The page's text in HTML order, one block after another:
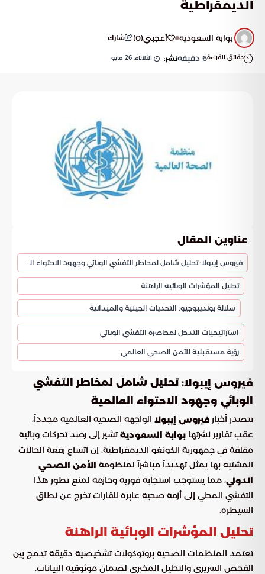
الديمقراطية
بوابة السعودية أعجبني(
0
) شارك
دقائق القراءة6 دقيقةنشر: الثلاثاء, 26 مايو
عناوين المقال
فيروس إيبولا: تحليل شامل لمخاطر التفشي الوبائي وجهود الاحتواء العالمية
تحليل المؤشرات الوبائية الراهنة
سلالة بونديبوجيو: التحديات الجينية والميدانية
استراتيجيات التدخل لمحاصرة التفشي الوبائي
رؤية مستقبلية للأمن الصحي العالمي
فيروس إيبولا: تحليل شامل لمخاطر التفشي
الوبائي وجهود الاحتواء العالمية
تتصدر أخبار فيروس إيبولا الواجهة الصحية العالمية مجدداً،
عقب تقارير نشرتها بوابة السعوديةتشير إلى رصد تحركات وبائية
مقلقة في جمهورية الكونغو الديمقراطية. إن اتساع رقعة الحالات
المشتبه بها يمثل تهديداً مباشراً لمنظومة الأمن الصحي
الدولي، مما يستوجب استجابة فورية وحازمة لمنع تطور هذا
التفشي المحلي إلى أزمة صحية عابرة للقارات تخرج عن نطاق
السيطرة.
تحليل المؤشرات الوبائية الراهنة
تعتمد المنظمات الصحية بروتوكولات تشخيصية دقيقة تدمج بين
الفحص السريري والتحليل المخبري لضمان موثوقية البيانات.